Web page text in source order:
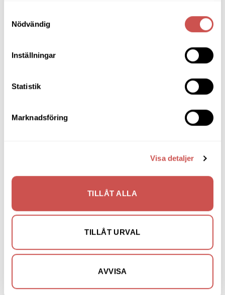
Nödvändig
Inställningar
Statistik
Marknadsföring
Visa detaljer
TILLÅT ALLA
TILLÅT URVAL
AVVISA
Soffor
Skänkar & Sideboards